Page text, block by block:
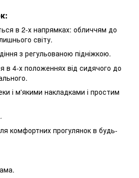
в 2-х напрямках: обличчям до
світу.
з регульованою підніжкою.
в 4-х положеннях від сидячого до
і м'якими накладками і простим
комфортних прогулянок в будь-